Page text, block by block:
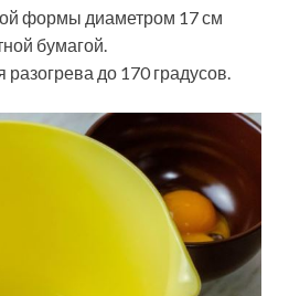
формы диаметром 17 см
бумагой.
до 170 градусов.